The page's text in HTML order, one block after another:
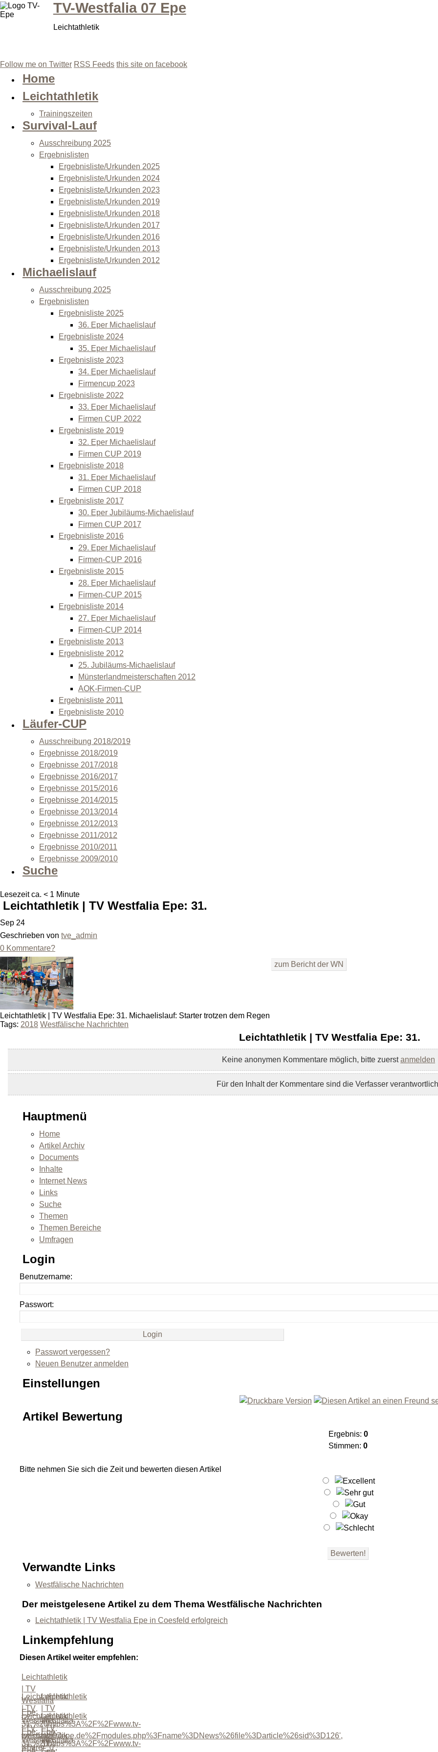
TV-Westfalia 07 Epe
Leichtathletik
Follow me on Twitter RSS Feeds this site on facebook
Home
Leichtathletik
Trainingszeiten
Survival-Lauf
Ausschreibung 2025
Ergebnislisten
Ergebnisliste/Urkunden 2025
Ergebnisliste/Urkunden 2024
Ergebnisliste/Urkunden 2023
Ergebnisliste/Urkunden 2019
Ergebnisliste/Urkunden 2018
Ergebnisliste/Urkunden 2017
Ergebnisliste/Urkunden 2016
Ergebnisliste/Urkunden 2013
Ergebnisliste/Urkunden 2012
Michaelislauf
Ausschreibung 2025
Ergebnislisten
Ergebnisliste 2025
36. Eper Michaelislauf
Ergebnisliste 2024
35. Eper Michaelislauf
Ergebnisliste 2023
34. Eper Michaelislauf
Firmencup 2023
Ergebnisliste 2022
33. Eper Michaelislauf
Firmen CUP 2022
Ergebnisliste 2019
32. Eper Michaelislauf
Firmen CUP 2019
Ergebnisliste 2018
31. Eper Michaelislauf
Firmen CUP 2018
Ergebnisliste 2017
30. Eper Jubiläums-Michaelislauf
Firmen CUP 2017
Ergebnisliste 2016
29. Eper Michaelislauf
Firmen-CUP 2016
Ergebnisliste 2015
28. Eper Michaelislauf
Firmen-CUP 2015
Ergebnisliste 2014
27. Eper Michaelislauf
Firmen-CUP 2014
Ergebnisliste 2013
Ergebnisliste 2012
25. Jubiläums-Michaelislauf
Münsterlandmeisterschaften 2012
AOK-Firmen-CUP
Ergebnisliste 2011
Ergebnisliste 2010
Läufer-CUP
Ausschreibung 2018/2019
Ergebnisse 2018/2019
Ergebnisse 2017/2018
Ergebnisse 2016/2017
Ergebnisse 2015/2016
Ergebnisse 2014/2015
Ergebnisse 2013/2014
Ergebnisse 2012/2013
Ergebnisse 2011/2012
Ergebnisse 2010/2011
Ergebnisse 2009/2010
Suche
Lesezeit ca. < 1 Minute
Leichtathletik | TV Westfalia Epe: 31.
Sep 24
Geschrieben von tve_admin
0 Kommentare?
Leichtathletik | TV Westfalia Epe: 31. Michaelislauf: Starter trotzen dem Regen
zum Bericht der WN
Tags: 2018 Westfälische Nachrichten
Leichtathletik | TV Westfalia Epe: 31.
Keine anonymen Kommentare möglich, bitte zuerstanmelden
Für den Inhalt der Kommentare sind die Verfasser
Hauptmenü
Home
Artikel Archiv
Documents
Inhalte
Internet News
Links
Suche
Themen
Themen Bereiche
Umfragen
Login
Benutzername:
Passwort:
Passwort vergessen?
Neuen Benutzer anmelden
Einstellungen
Artikel Bewertung
Ergebnis: 0
Stimmen: 0
Bitte nehmen Sie sich die Zeit und bewerten diesen Artikel
Verwandte Links
Westfälische Nachrichten
Der meistgelesene Artikel zu dem Thema Westfälische Nachrichten
Leichtathletik | TV Westfalia Epe in Coesfeld erfolgreich
Linkempfehlung
Diesen Artikel weiter empfehlen:
Leichtathletik
| TV
Westfalia
Epe:
31.%20https%3A%2F%2Fwww.tv-
westfalia07epe.de%2Fmodules.php%3Fname%3DNews%26file%3Darticle%26sid%3D126',
'sharer_0',
Leichtathletik
| TV
Westfalia
Epe:
31.%20https%3A%2F%2Fwww.tv-
Leichtathletik
| TV
Westfalia
Epe:
31.',
Leichtathletik
| TV
Westfalia
Leichtathletik
| TV
Westfalia
Leichtathletik
| TV